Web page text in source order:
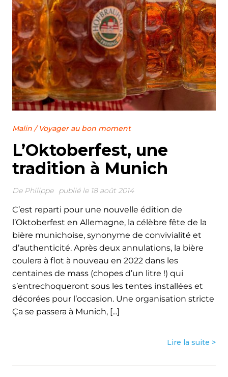
Malin /Voyager au bon moment
L’Oktoberfest, une
tradition à Munich
De Philippe publié le 18 août 2014
C’est reparti pour une nouvelle édition de
l’Oktoberfest en Allemagne, la célèbre fête de la
bière munichoise, synonyme de convivialité et
d’authenticité. Après deux annulations, la bière
coulera à flot à nouveau en 2022 dans les
centaines de mass (chopes d’un litre !) qui
s’entrechoqueront sous les tentes installées et
décorées pour l’occasion. Une organisation stricte
Ça se passera à Munich, [...]
Lire la suite >